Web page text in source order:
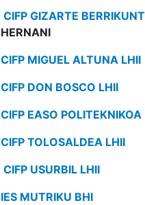
CIFP GIZARTE
HERNANI
CIFP MIGUEL ALTUNA LHII
CIFP DON BOSCO LHII
CIFP EASO
CIFP TOLOSALDEA LHII
CIFP USURBIL LHII
IES MUTRIKU BHI